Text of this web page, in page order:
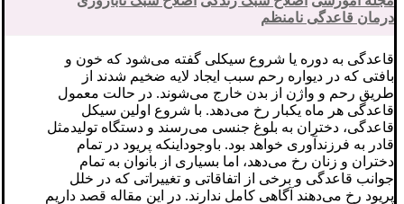
درمان قاعدگی نامنظم
قاعدگی به دوره یا شروع سیکلی گفته می‌شود که خون و
بافتی که در دیواره رحم سبب ایجاد لایه ضخیم شدند از
طریق رحم و واژن از بدن خارج می‌شوند. در حالت معمول
قاعدگی هر ماه یکبار رخ می‌دهد. با شروع اولین سیکل
قاعدگی، دختران به بلوغ جنسی می‌رسند و دستگاه تولیدمثل
قادر به فرزندآوری خواهد بود. باوجوداینکه پریود در تمام
دختران و زنان رخ می‌دهد، اما بسیاری از بانوان به تمام
جوانب قاعدگی و برخی از اتفاقاتی و تغییراتی که در خلل
پریود رخ می‌دهند آگاهی کامل ندارند. در این مقاله قصد داریم